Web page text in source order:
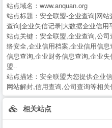
站点域名： www.anquan.org
站点标题： 安全联盟-企业查询|网
查询|企业失信记录|大数据企业信用
站点关键： 安全联盟,企业查询,公
络安全,企业信用档案,企业信用信
信息查询,企业财务信息查询,企业
盟--
站点描述： 安全联盟为您提供企业
网站解封,信用查询,公司查询等相关
相关站点